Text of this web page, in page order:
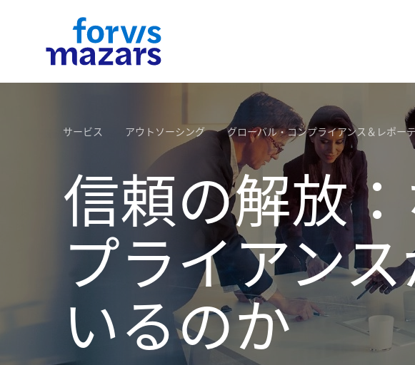
インダストリー
Forvis Mazarsは、製造、金融、ヘルスケア、テクノ
ロジー、消費財、不動産、エネルギー、教育、メデ
ィア、物流、公益事業など多岐にわたる分野で深い
専門知識と実績を有しています。業界ごとの特性を
理解し、複雑な課題にも柔軟かつ実行可能なアプロ
ーチで対応。各分野のプロフェッショナルが、グロ
ーバルかつローカルな視点から最適な戦略を策定
し、持続的成長を力強く支援します。
詳細はこちら
コンシ
エネル
金融サ
ライフ
製造
プライ
公共・
私たちは日本において、監査・保証、アウトソーシ
ング、ファイナンシャルアドバイザリー、税務アド
バイザリーの4つの主要サービスラインを展開して
います。クロスボーダー取引に特化し、日本市場で
ビジネスを行う外資系企業を支援する一方で、各国
のジャパンデスクを通じて日本企業の海外展開も力
強くサポートしています。Forvis Mazarsは、これら
多様なサービスを組み合わせたワンストップソリュ
ーションを提供することにより、お客様の複雑なニ
ーズに対して最適な価値を提供することを誇りとし
ています。
詳細はこちら
Forvis
監査・保
コンサ
ファイ
アウト
サステナ
税務
Forvis Mazarsは独自の視点で、ローカルとグローバ
ル、そしてビジネスと社会のバランスを捉えます。
私たちはレポートや出版物を通じて、専門分野の未
来と公正で持続可能な社会の実現におけるその役割
についてのインサイトを発信しています。クライア
ントのビジネスモデルや暮らしに影響を与える重要
な変化、そして世界を再構築するメガトレンドに関
するForvis Mazarsの見解をご紹介します。
詳細はこちら
ジャパ
APAC
グローバ
あなたの成長を後押し、グローバルな学びと挑戦の
場であるForvis Mazarsをあなたは「選んで」入社す
るのです。Forvis Mazarsでの学びと経験を通して、
社内外の目標に向けて、自らの道を切り拓く力を身
につけることができるのです。私たちが期待してい
るのはForvis Mazarsやお客様の成功に対するあな
た自身の貢献であり、私たちはそのための努力に対
して高く評価します。そうです、あなた自身の将
来、そして私たちの将来を仲間と一緒に描いていき
ましょう。
詳細はこちら
Forvis
Forvis
Forvis
Forvis
人と文化
募集ポ
よくある
Forvis Mazarsについ
て
Forvis Mazarsは、監査・保証、会計、税務、アド
バイザリーサービスにおいて、既存の枠にとらわれ
ない柔軟で戦略的なアプローチを提供する、グロー
バルとローカルの強みを併せ持つプロフェッショナ
ルファームです。変化の激しいビジネス環境の中
で、持続的な成長と価値創出を実現するための信頼
できるパートナーとして、日本企業の未来を共に支
えます。
詳細はこちら
Forvis
Forvis
マネジメ
Forvis
ブランド
ニュー
お問い合わせ
詳細はこちら
Enquiry
Forvis
信頼の解放
プライアン
いるのか
サービス アウトソーシング グローバル・コンプライアンス＆レポー